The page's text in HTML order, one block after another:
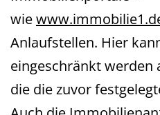
wie
Anlaufstellen. Hier
eingeschränkt werden
die die zuvor